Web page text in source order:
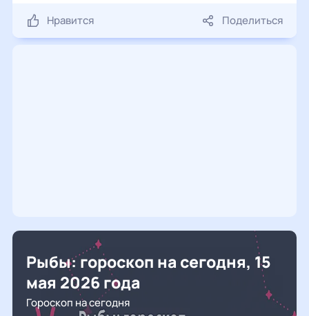
Нравится Поделиться
Рыбы: гороскоп на сегодня, 15
мая 2026 года
Гороскоп на сегодня